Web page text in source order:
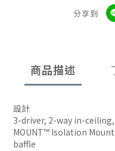
分享到
商品描述
設計
3-driver, 2-way in-
MOUNT™ Isolation
baffle